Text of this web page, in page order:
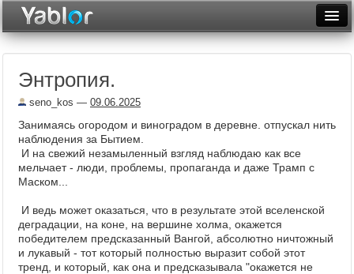
Архив
Видеотоп
Энтропия.
seno_kos — 09.06.2025
Занимаясь огородом и виноградом в деревне. отпускал нить
наблюдения за Бытием.
И на свежий незамыленный взгляд наблюдаю как все
мельчает - люди, проблемы, пропаганда и даже Трамп с
Маском...
И ведь может оказаться, что в результате этой вселенской
деградации, на коне, на вершине холма, окажется
победителем предсказанный Вангой, абсолютно ничтожный
и лукавый - тот который полностью выразит собой этот
тренд, и который, как она и предсказывала "окажется не